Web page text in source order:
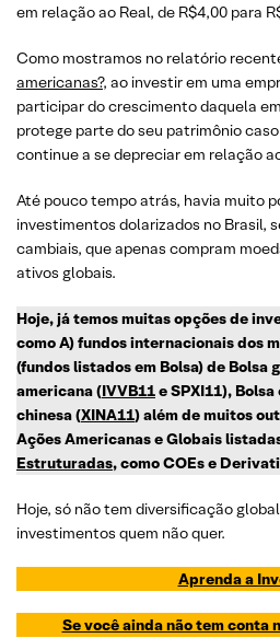
em relação ao Real, de R$4,00 para
Como mostramos no relatório
americanas?, ao investir em uma
participar do crescimento daquela
protege parte do seu patrimônio
continue a se depreciar em relação
Até pouco tempo atrás, havia muito
investimentos dolarizados no Brasil,
cambiais, que apenas compram
ativos globais.
Hoje, já temos muitas opções de
como A) fundos internacionais dos
(fundos listados em Bolsa) de Bolsa
americana (IVVB11e SPXI11),
chinesa (XINA11) além de muitos
Ações Americanas e Globais
Estruturadas, como COEs e
Hoje, só não tem diversificação
investimentos quem não quer.
Aprenda a
Se você ainda não tem conta